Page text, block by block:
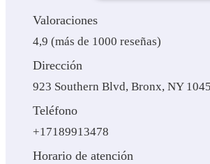
Valoraciones
4,9 (más de 1000 reseñas)
Dirección
923 Southern Blvd, Bronx, NY
Teléfono
+17189913478
Horario de atención